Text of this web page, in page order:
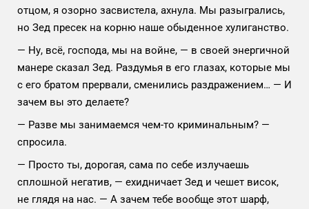
отцом, я озорно засвистела, ахнула. Мы разыгрались,
но Зед пресек на корню наше обыденное хулиганство.
— Ну, всё, господа, мы на войне, — в своей энергичной
манере сказал Зед. Раздумья в его глазах, которые мы
с его братом прервали, сменились раздражением… — И
зачем вы это делаете?
— Разве мы занимаемся чем-то криминальным? —
спросила.
— Просто ты, дорогая, сама по себе излучаешь
сплошной негатив, — ехидничает Зед и чешет висок,
не глядя на нас. — А зачем тебе вообще этот шарф,